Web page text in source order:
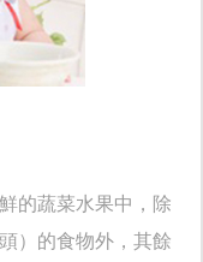
的蔬菜水果中，除
）的食物外，其餘